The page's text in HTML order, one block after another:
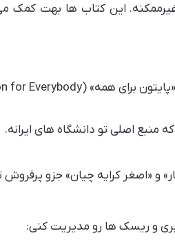
غیرممکنه. این کتاب ها بهت کمک
و «اصغر کرایه چیان» جزو
و ریسک ها رو مدیریت کنی: